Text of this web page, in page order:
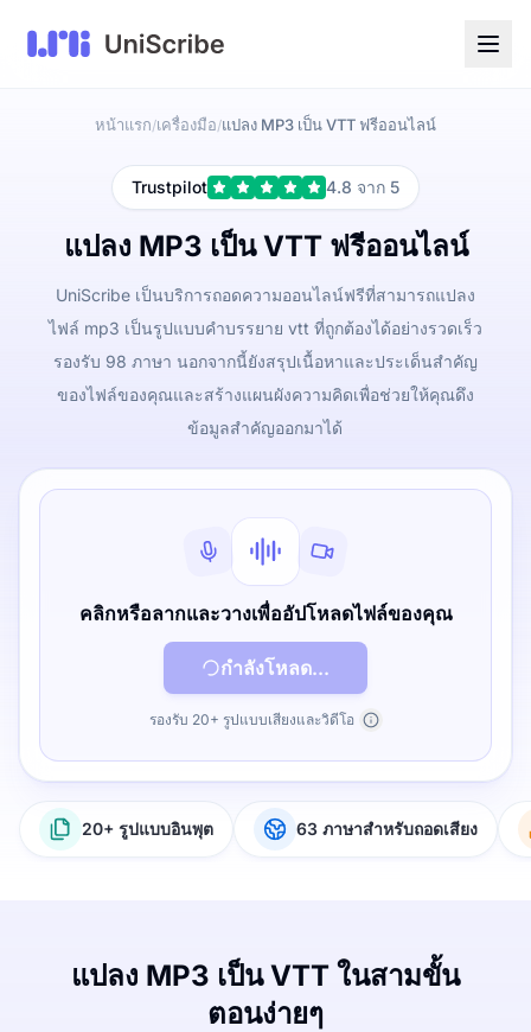
หน้าแรก/เครื่องมือ/แปลง MP3 เป็น VTT ฟรีออนไลน์
Trustpilot 4.8 จาก 5
แปลง MP3 เป็น VTT ฟรีออนไลน์
UniScribe เป็นบริการถอดความออนไลน์ฟรีที่สามารถแปลง
ไฟล์ mp3 เป็นรูปแบบคำบรรยาย vtt ที่ถูกต้องได้อย่างรวดเร็ว
รองรับ 98 ภาษา นอกจากนี้ยังสรุปเนื้อหาและประเด็นสำคัญ
ของไฟล์ของคุณและสร้างแผนผังความคิดเพื่อช่วยให้คุณดึง
ข้อมูลสำคัญออกมาได้
คลิกหรือลากและวางเพื่ออัปโหลดไฟล์ของคุณ
กำลังโหลด...
รองรับ 20+ รูปแบบเสียงและวิดีโอ
20+ รูปแบบอินพุต 63 ภาษาสำหรับถอดเสียง
แปลง MP3 เป็น VTT ในสามขั้น
ตอนง่ายๆ